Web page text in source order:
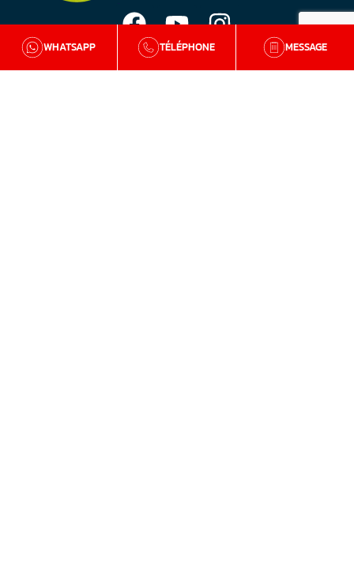
WHATSAPP TÉLÉPHONE MESSAGE
BZH Qualité